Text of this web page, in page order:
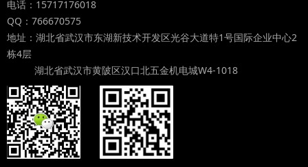
电话：15717176018
QQ：766670575
地址：湖北省武汉市东湖新技术开发区光谷大道特1号国际企业中心2
栋4层
湖北省武汉市黄陂区汉口北五金机电城W4-1018